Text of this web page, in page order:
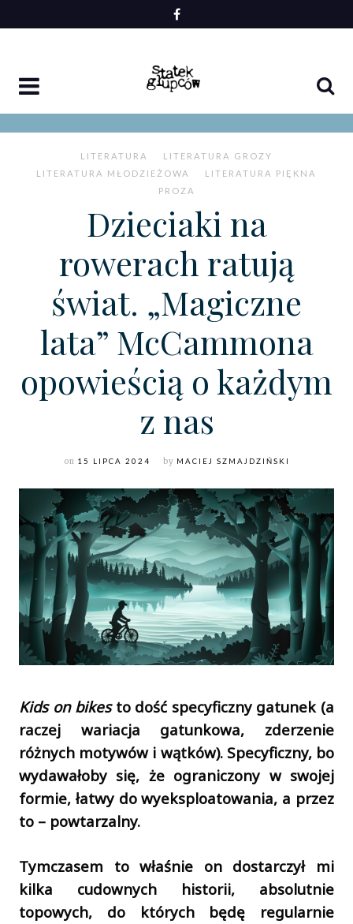
to
LITERATURA
LITERATURA GROZY
LITERATURA MŁODZIEŻOWA
LITERATURA PIĘKNA
PROZA
Dzieciaki na
rowerach ratują
świat. „Magiczne
lata” McCammona
opowieścią o każdym
z nas
on 15 LIPCA 2024 by MACIEJ SZMAJDZIŃSKI
Kids on bikes to dość specyficzny gatunek (a
raczej wariacja gatunkowa, zderzenie
różnych motywów i wątków). Specyficzny, bo
wydawałoby się, że ograniczony w swojej
formie, łatwy do wyeksploatowania, a przez
to – powtarzalny.
Tymczasem to właśnie on dostarczył mi
kilka cudownych historii, absolutnie
topowych, do których będę regularnie